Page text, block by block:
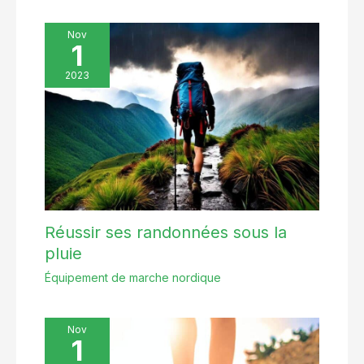
Nov
1
2023
Réussir ses randonnées sous la
pluie
Équipement de marche nordique
Nov
1